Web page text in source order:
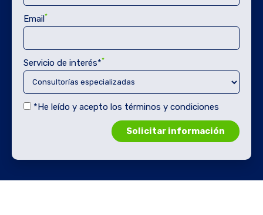
Email*
Servicio de interés**
*He leído y acepto los términos y condiciones